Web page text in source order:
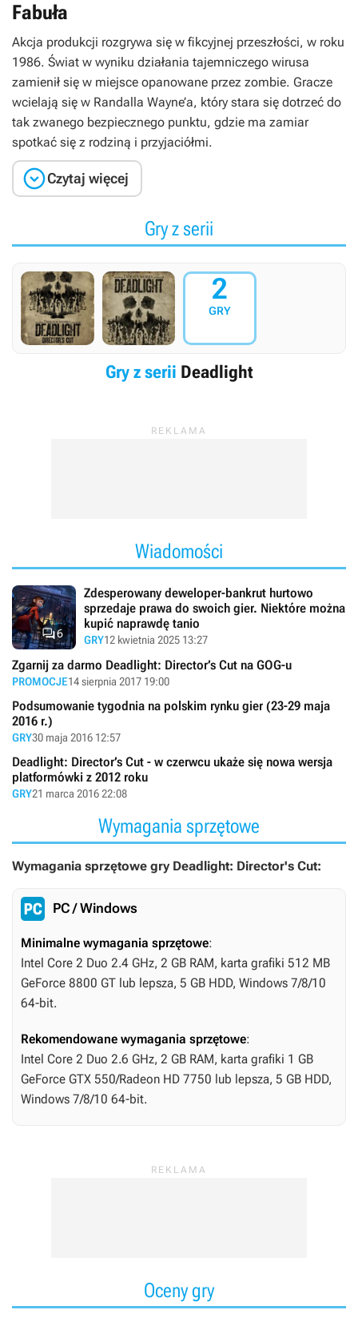
Fabuła
Akcja produkcji rozgrywa się w fikcyjnej przeszłości, w roku
1986. Świat w wyniku działania tajemniczego wirusa
zamienił się w miejsce opanowane przez zombie. Gracze
wcielają się w Randalla Wayne’a, który stara się dotrzeć do
tak zwanego bezpiecznego punktu, gdzie ma zamiar
spotkać się z rodziną i przyjaciółmi.
Czytaj więcej
Gry z serii
2
GRY
Gry z serii Deadlight
Wiadomości
6
Zdesperowany deweloper-bankrut hurtowo
sprzedaje prawa do swoich gier. Niektóre można
kupić naprawdę tanio
GRY12 kwietnia 2025 13:27
Zgarnij za darmo Deadlight: Director’s Cut na GOG-u
PROMOCJE14 sierpnia 2017 19:00
Podsumowanie tygodnia na polskim rynku gier (23-29 maja
2016 r.)
GRY30 maja 2016 12:57
Deadlight: Director’s Cut - w czerwcu ukaże się nowa wersja
platformówki z 2012 roku
GRY21 marca 2016 22:08
Wymagania sprzętowe
Wymagania sprzętowe gry Deadlight: Director's Cut:
PC / Windows
Minimalne wymagania sprzętowe:
Intel Core 2 Duo 2.4 GHz, 2 GB RAM, karta grafiki 512 MB
GeForce 8800 GT lub lepsza, 5 GB HDD, Windows 7/8/10
64-bit.
Rekomendowane wymagania sprzętowe:
Intel Core 2 Duo 2.6 GHz, 2 GB RAM, karta grafiki 1 GB
GeForce GTX 550/Radeon HD 7750 lub lepsza, 5 GB HDD,
Windows 7/8/10 64-bit.
Oceny gry